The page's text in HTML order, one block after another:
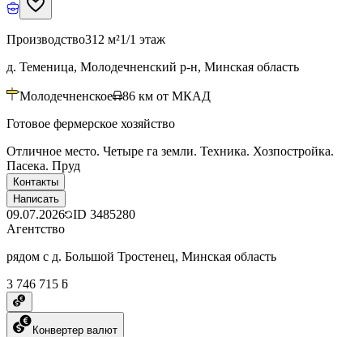
Производство312 м²1/1 этаж
д. Теменица, Молодечненский р-н, Минская область
Молодечненское 86 км от МКАД
Готовое фермерское хозяйство
Отличное место. Четыре га земли. Техника. Хозпостройка.
Пасека. Пруд
Контакты
Написать
09.07.2026 ID 3485280
Агентство
рядом с д. Большой Тростенец, Минская область
3 746 715 ƃ
Конвертер валют